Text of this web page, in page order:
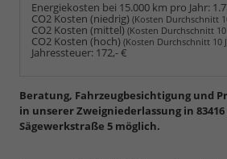
Energiekosten bei 15.000 km pro Jahr:
CO2 Kosten (niedrig) (Kosten Durchschnitt
CO2 Kosten (mittel) (Kosten Durchschnitt 10
CO2 Kosten (hoch) (Kosten Durchschnitt 10
Jahressteuer: 172,- €
Beratung, Fahrzeugbesichtigung und
in unserer Zweigniederlassung in
Sägewerkstraße 5 möglich.